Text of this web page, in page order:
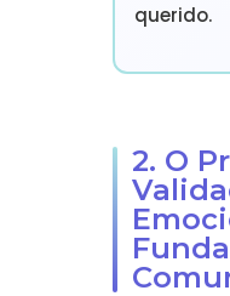
querido.
2. O